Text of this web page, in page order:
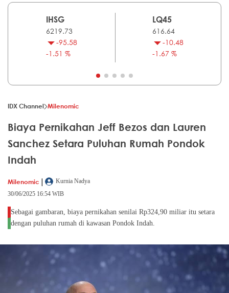
IHSG
6219.73
-95.58
-1.51 %
LQ45
616.64
-10.48
-1.67 %
IDX Channel Milenomic
Biaya Pernikahan Jeff Bezos dan Lauren
Sanchez Setara Puluhan Rumah Pondok
Indah
Milenomic |
Kurnia Nadya
30/06/2025 16:54 WIB
Sebagai gambaran, biaya pernikahan senilai Rp324,90 miliar itu setara
dengan puluhan rumah di kawasan Pondok Indah.